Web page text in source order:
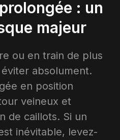
: un
majeur
ou en train de plus
absolument.
en position
veineux et
de caillots. Si un
inévitable, levez-